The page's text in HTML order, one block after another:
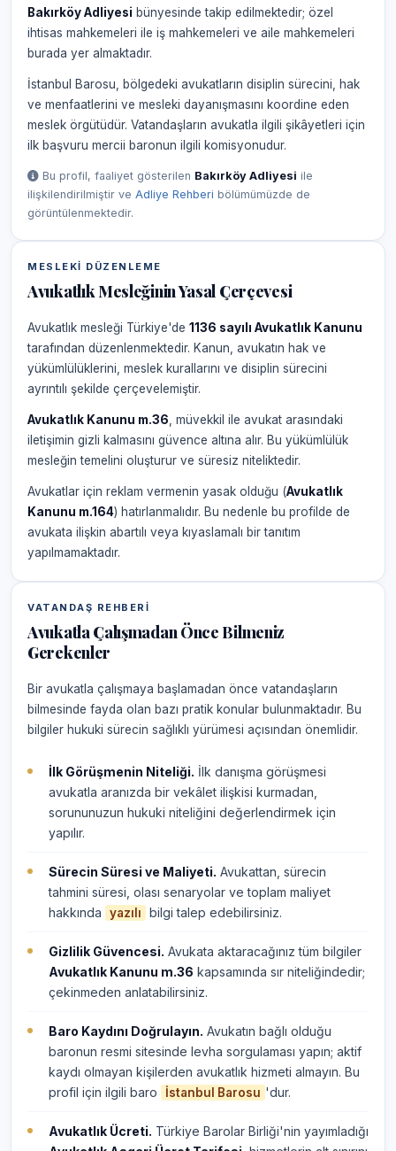
Bakırköy Adliyesi bünyesinde takip edilmektedir; özel
ihtisas mahkemeleri ile iş mahkemeleri ve aile mahkemeleri
burada yer almaktadır.
İstanbul Barosu, bölgedeki avukatların disiplin sürecini, hak
ve menfaatlerini ve mesleki dayanışmasını koordine eden
meslek örgütüdür. Vatandaşların avukatla ilgili şikâyetleri için
ilk başvuru mercii baronun ilgili komisyonudur.
Bu profil, faaliyet gösterilen Bakırköy Adliyesi ile
ilişkilendirilmiştir ve Adliye Rehberi bölümümüzde de
görüntülenmektedir.
MESLEKI DÜZENLEME
Avukatlık Mesleğinin Yasal Çerçevesi
Avukatlık mesleği Türkiye'de 1136 sayılı Avukatlık Kanunu
tarafından düzenlenmektedir. Kanun, avukatın hak ve
yükümlülüklerini, meslek kurallarını ve disiplin sürecini
ayrıntılı şekilde çerçevelemiştir.
Avukatlık Kanunu m.36 , müvekkil ile avukat arasındaki
iletişimin gizli kalmasını güvence altına alır. Bu yükümlülük
mesleğin temelini oluşturur ve süresiz niteliktedir.
Avukatlar için reklam vermenin yasak olduğu (Avukatlık
Kanunu m.164) hatırlanmalıdır. Bu nedenle bu profilde de
avukata ilişkin abartılı veya kıyaslamalı bir tanıtım
yapılmamaktadır.
VATANDAŞ REHBERI
Avukatla Çalışmadan Önce Bilmeniz
Gerekenler
Bir avukatla çalışmaya başlamadan önce vatandaşların
bilmesinde fayda olan bazı pratik konular bulunmaktadır. Bu
bilgiler hukuki sürecin sağlıklı yürümesi açısından önemlidir.
İlk Görüşmenin Niteliği. İlk danışma görüşmesi
avukatla aranızda bir vekâlet ilişkisi kurmadan,
sorununuzun hukuki niteliğini değerlendirmek için
yapılır.
Sürecin Süresi ve Maliyeti. Avukattan, sürecin
tahmini süresi, olası senaryolar ve toplam maliyet
hakkında
yazılı bilgi talep edebilirsiniz.
Gizlilik Güvencesi. Avukata aktaracağınız tüm bilgiler
Avukatlık Kanunu m.36 kapsamında sır niteliğindedir;
çekinmeden anlatabilirsiniz.
Baro Kaydını Doğrulayın. Avukatın bağlı olduğu
baronun resmi sitesinde levha sorgulaması yapın; aktif
kaydı olmayan kişilerden avukatlık hizmeti almayın. Bu
profil için ilgili baro
İstanbul Barosu 'dur.
Avukatlık Ücreti. Türkiye Barolar Birliği'nin yayımladığı